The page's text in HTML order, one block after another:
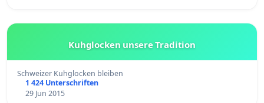
Kuhglocken unsere Tradition
Schweizer Kuhglocken bleiben
1 424 Unterschriften
29 Jun 2015